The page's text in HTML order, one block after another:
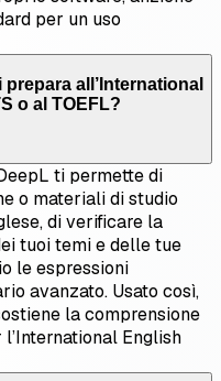
per un uso
all’International
o al TOEFL?
ti permette di
o materiali di studio
di verificare la
tuoi temi e delle tue
le espressioni
avanzato. Usato così,
la comprensione
English